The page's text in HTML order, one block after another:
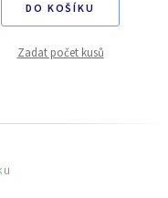
DO KOŠÍKU
Zadat počet kusů